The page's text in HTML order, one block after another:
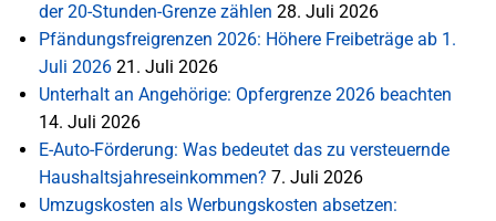
der 20-Stunden-Grenze zählen 28. Juli 2026
Pfändungsfreigrenzen 2026: Höhere Freibeträge ab 1.
Juli 2026 21. Juli 2026
Unterhalt an Angehörige: Opfergrenze 2026 beachten
14. Juli 2026
E-Auto-Förderung: Was bedeutet das zu versteuernde
Haushaltsjahreseinkommen? 7. Juli 2026
Umzugskosten als Werbungskosten absetzen: